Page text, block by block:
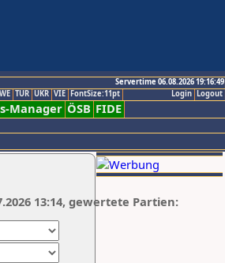
Servertime 06.08.2026 19:16:49
Logout
Login
TUR UKR VIE FontSize:11pt
Manager ÖSB FIDE
13:14, gewertete Partien: